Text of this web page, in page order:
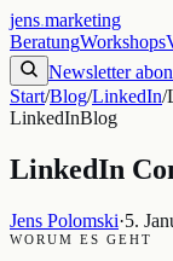
jens.marketing
BeratungWorkshops
Newsletter
Start/Blog/LinkedIn/
LinkedInBlog
LinkedIn
Jens Polomski·5.
WORUM ES GEHT